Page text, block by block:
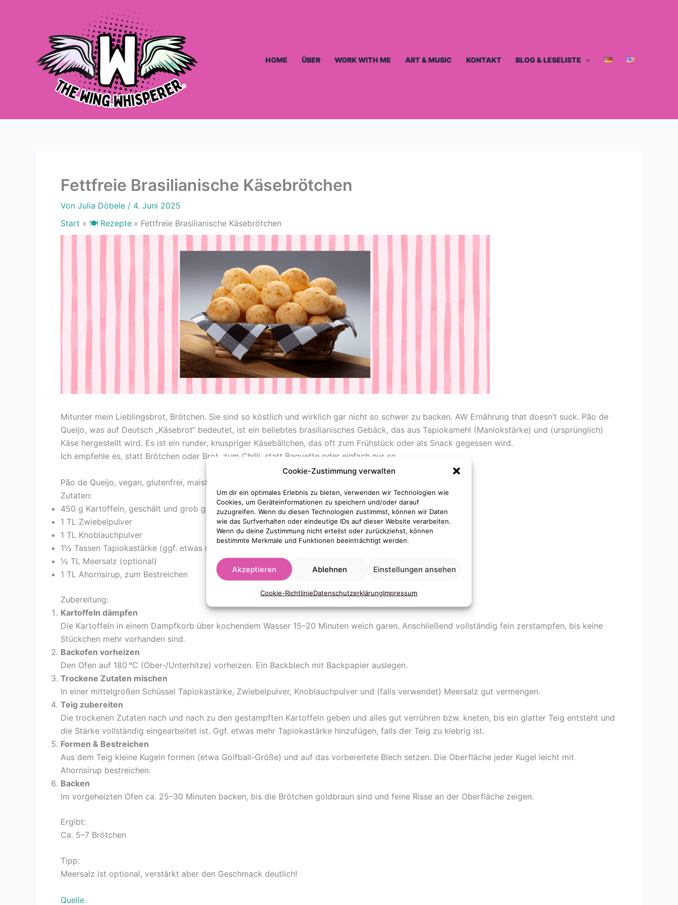
Cookie-Zustimmung verwalten
Um dir ein optimales Erlebnis zu bieten, verwenden wir Technologien wie
Cookies, um Geräteinformationen zu speichern und/oder darauf
zuzugreifen. Wenn du diesen Technologien zustimmst, können wir Daten
wie das Surfverhalten oder eindeutige IDs auf dieser Website verarbeiten.
Wenn du deine Zustimmung nicht erteilst oder zurückziehst, können
bestimmte Merkmale und Funktionen beeinträchtigt werden.
Akzeptieren Ablehnen Einstellungen ansehen
Cookie-RichtlinieDatenschutzerklärungImpressum
HOME ÜBER WORK WITH ME ART & MUSIC KONTAKT BLOG & LESELISTE
Fettfreie Brasilianische Käsebrötchen
Von Julia Döbele / 4. Juni 2025
Start
🍽 Rezepte Fettfreie Brasilianische Käsebrötchen
Mitunter mein Lieblingsbrot, Brötchen. Sie sind so köstlich und wirklich gar nicht so schwer zu backen. AW Ernährung that doesn’t suck. Pão de
Queijo, was auf Deutsch „Käsebrot“ bedeutet, ist ein beliebtes brasilianisches Gebäck, das aus Tapiokamehl (Maniokstärke) und (ursprünglich)
Käse hergestellt wird. Es ist ein runder, knuspriger Käsebällchen, das oft zum Frühstück oder als Snack gegessen wird.
Ich empfehle es, statt Brötchen oder Brot, zum Chilli, statt Baguette oder einfach nur so.
Pão de Queijo, vegan, glutenfrei, maisfrei
Zutaten:
450 g Kartoffeln, geschält und grob gewürfelt
1 TL Zwiebelpulver
1 TL Knoblauchpulver
1½ Tassen Tapiokastärke (ggf. etwas mehr)
½ TL Meersalz (optional)
1 TL Ahornsirup, zum Bestreichen
Zubereitung:
Kartoffeln dämpfen
Die Kartoffeln in einem Dampfkorb über kochendem Wasser 15–20 Minuten weich garen. Anschließend vollständig fein zerstampfen, bis keine
Stückchen mehr vorhanden sind.
Backofen vorheizen
Den Ofen auf 180 °C (Ober-/Unterhitze) vorheizen. Ein Backblech mit Backpapier auslegen.
Trockene Zutaten mischen
In einer mittelgroßen Schüssel Tapiokastärke, Zwiebelpulver, Knoblauchpulver und (falls verwendet) Meersalz gut vermengen.
Teig zubereiten
Die trockenen Zutaten nach und nach zu den gestampften Kartoffeln geben und alles gut verrühren bzw. kneten, bis ein glatter Teig entsteht und
die Stärke vollständig eingearbeitet ist. Ggf. etwas mehr Tapiokastärke hinzufügen, falls der Teig zu klebrig ist.
Formen & Bestreichen
Aus dem Teig kleine Kugeln formen (etwa Golfball-Größe) und auf das vorbereitete Blech setzen. Die Oberfläche jeder Kugel leicht mit
Ahornsirup bestreichen.
Backen
Im vorgeheizten Ofen ca. 25–30 Minuten backen, bis die Brötchen goldbraun sind und feine Risse an der Oberfläche zeigen.
Ergibt:
Ca. 5–7 Brötchen
Tipp:
Meersalz ist optional, verstärkt aber den Geschmack deutlich!
Quelle